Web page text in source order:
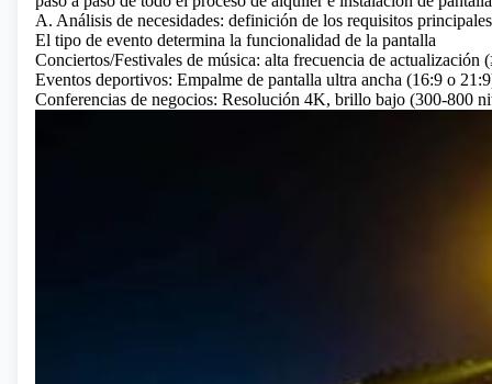
A. Análisis de necesidades: definición de los requisitos
El tipo de evento determina la funcionalidad de la pantalla
Conciertos/Festivales de música: alta frecuencia de
Eventos deportivos: Empalme de pantalla ultra ancha (16:9 o
Conferencias de negocios: Resolución 4K, brillo bajo (300-800